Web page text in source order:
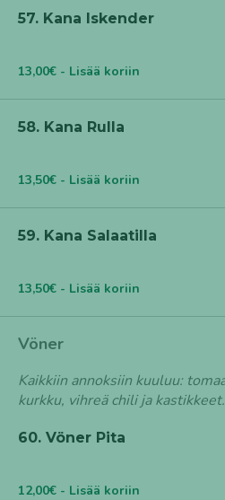
57. Kana Iskender
13,00€ - Lisää koriin
58. Kana Rulla
13,50€ - Lisää koriin
59. Kana Salaatilla
13,50€ - Lisää koriin
Vöner
Kaikkiin annoksiin kuuluu:
kurkku, vihreä chili ja kastikkeet.
60. Vöner Pita
12,00€ - Lisää koriin